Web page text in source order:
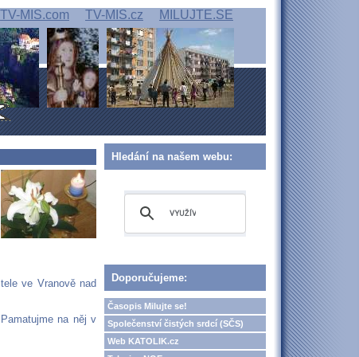
TV-MIS.com TV-MIS.cz MILUJTE.SE
ve Vranově nad
na něj v
Hledání na našem webu:
Doporučujeme:
Časopis Milujte se!
Společenství čistých srdcí (SČS)
Web KATOLIK.cz